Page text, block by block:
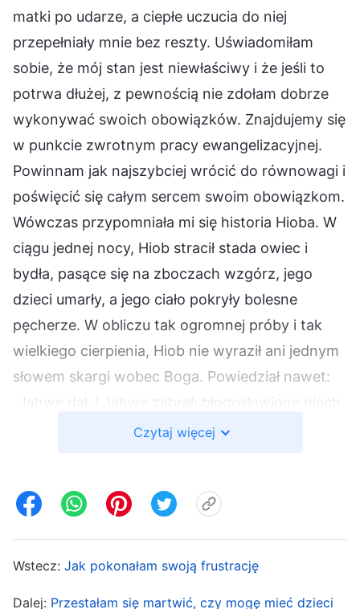
matki po udarze, a ciepłe uczucia do niej
przepełniały mnie bez reszty. Uświadomiłam
sobie, że mój stan jest niewłaściwy i że jeśli to
potrwa dłużej, z pewnością nie zdołam dobrze
wykonywać swoich obowiązków. Znajdujemy się
w punkcie zwrotnym pracy ewangelizacyjnej.
Powinnam jak najszybciej wrócić do równowagi i
poświęcić się całym sercem swoim obowiązkom.
Wówczas przypomniała mi się historia Hioba. W
ciągu jednej nocy, Hiob stracił stada owiec i
bydła, pasące się na zboczach wzgórz, jego
dzieci umarły, a jego ciało pokryły bolesne
pęcherze. W obliczu tak ogromnej próby i tak
wielkiego cierpienia, Hiob nie wyraził ani jednym
słowem skargi wobec Boga. Powiedział nawet:
„Jahwe dał, i Jahwe zabrał; błogosławione niech
będzie imię Jahwe”(Hi 1:21). Teraz, gdy matka
oznacza, że Bóg mnie sprawdza, że wystawia
względu na wszystko, nie mogłam zgrzeszyć
Czytaj więcej
Wstecz: Jak pokonałam swoją frustrację
Dalej: Przestałam się martwić, czy mogę mieć dzieci